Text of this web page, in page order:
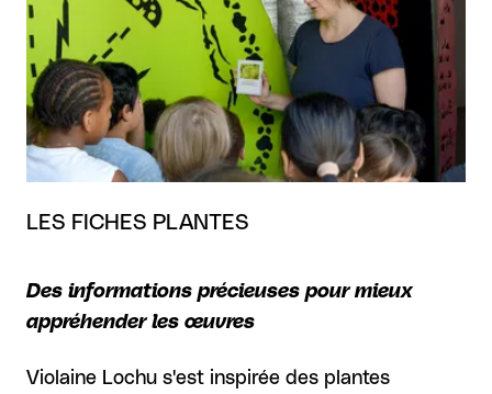
LES FICHES PLANTES
Des informations précieuses pour mieux
appréhender les œuvres
Violaine Lochu s'est inspirée des plantes